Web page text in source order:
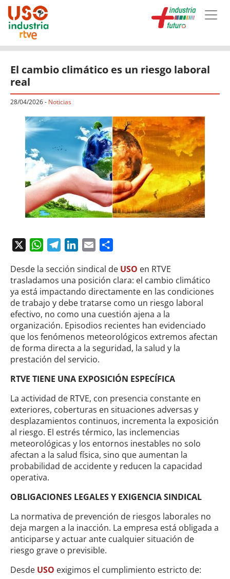
Skip to main content
El cambio climático es un riesgo laboral
real
28/04/2026- Noticias
WhatsAppTelegramLinkedIn
Email
Desde la sección sindical de USO en RTVE
trasladamos una posición clara: el cambio climático
ya está impactando directamente en las condiciones
de trabajo y debe tratarse como un riesgo laboral
efectivo, no como una cuestión ajena a la
organización. Episodios recientes han evidenciado
que los fenómenos meteorológicos extremos afectan
de forma directa a la seguridad, la salud y la
prestación del servicio.
RTVE TIENE UNA EXPOSICIÓN ESPECÍFICA
La actividad de RTVE, con presencia constante en
exteriores, coberturas en situaciones adversas y
desplazamientos continuos, incrementa la exposición
al riesgo. El estrés térmico, las inclemencias
meteorológicas y los entornos inestables no solo
afectan a la salud física, sino que aumentan la
probabilidad de accidente y reducen la capacidad
operativa.
OBLIGACIONES LEGALES Y EXIGENCIA SINDICAL
La normativa de prevención de riesgos laborales no
deja margen a la inacción. La empresa está obligada a
anticiparse y actuar ante cualquier situación de
riesgo grave o previsible.
Desde USO exigimos el cumplimiento estricto de: